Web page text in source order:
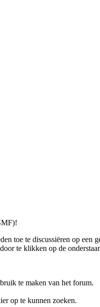
toe te discussiëren op een
te klikken op de
te maken van het forum.
op te kunnen zoeken.